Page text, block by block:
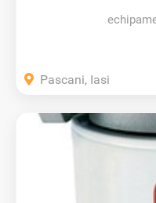
Pascani, Iasi